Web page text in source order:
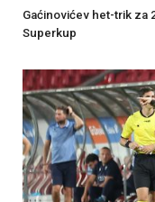
Gaćinovićev het-trik za
Superkup